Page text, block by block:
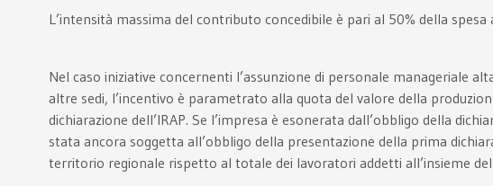
L’intensità massima del contributo concedibile è pari al 50% della spesa
Nel caso iniziative concernenti l’assunzione di personale manageriale
altre sedi, l’incentivo è parametrato alla quota del valore della
dichiarazione dell’IRAP. Se l’impresa è esonerata dall’obbligo della
stata ancora soggetta all’obbligo della presentazione della prima
territorio regionale rispetto al totale dei lavoratori addetti all’insieme